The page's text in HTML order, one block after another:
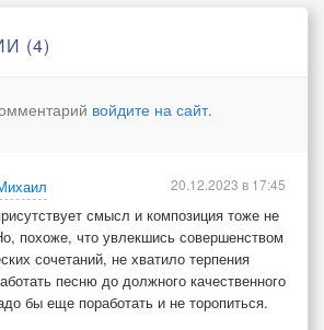
устроено так мироздание,
на жизнь даже самый малейший
взрыв, как эффект глупой
опять пролистать своей жизни
всём, о счастливой любви говорить…
(4)
войдите на сайт.
смысл и композиция тоже не
похоже, что увлекшись совершенством
сочетаний, не хватило терпения
песню до должного качественного
бы еще поработать и не торопиться.
20.12.2023 в 17:45